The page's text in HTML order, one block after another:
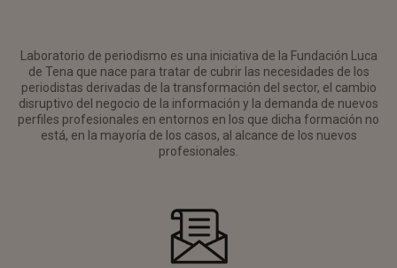
Laboratorio de periodismo es una iniciativa de la Fundación Luca
de Tena que nace para tratar de cubrir las necesidades de los
periodistas derivadas de la transformación del sector, el cambio
disruptivo del negocio de la información y la demanda de nuevos
perfiles profesionales en entornos en los que dicha formación no
está, en la mayoría de los casos, al alcance de los nuevos
profesionales.